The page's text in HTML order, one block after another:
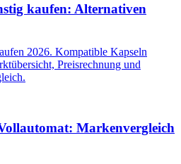
kaufen: Alternativen
2026. Kompatible Kapseln
Preisrechnung und
Markenvergleich